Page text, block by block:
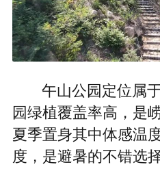
午山公园定位属
园绿植覆盖率高，是
夏季置身其中体感温
度，是避暑的不错选